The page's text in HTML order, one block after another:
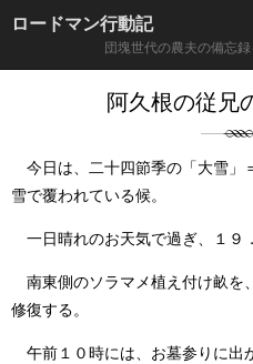
ロードマン行動記
団塊世代の農夫の備忘録を
阿久根の従兄
今日は、二十四節季の「大雪」
雪で覆われている候。
一日晴れのお天気で過ぎ、１９
南東側のソラマメ植え付け畝を
修復する。
午前１０時には、お墓参りに出